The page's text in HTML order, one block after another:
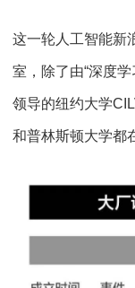
这一轮人工智能新
室，除了由“深度
领导的纽约大学
和普林斯顿大学都